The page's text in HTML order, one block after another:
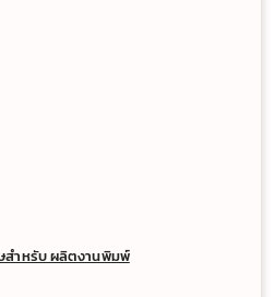
สำหรับ ผลิตงานพิมพ์